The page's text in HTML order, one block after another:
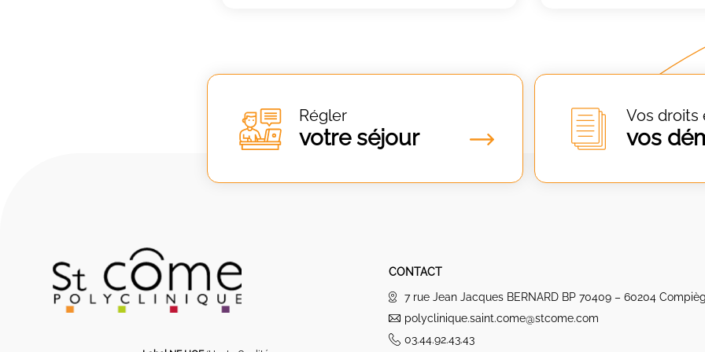
Régler
votre séjour
Vos droits
vos
CONTACT
7 rue Jean Jacques BERNARD BP 70409 – 60204
polyclinique.saint.come@stcome.com
03.44.92.43.43